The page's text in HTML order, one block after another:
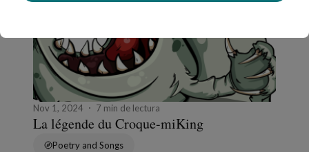
Nov 1, 2024 7 min de lectura
La légende du Croque-miKing
Poetry and Songs